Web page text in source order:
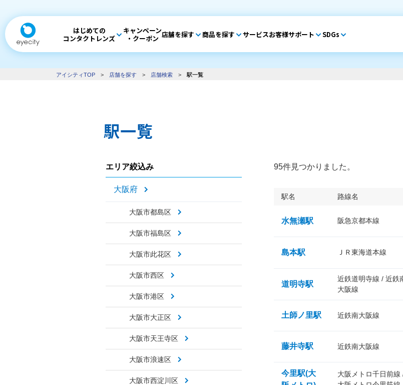
はじめての
コンタクトレンズ
キャンペーン
・クーポン 店舗を探す 商品を探す サービスお客様サポート SDGs
アイシティTOP > 店舗を探す > 店舗検索 > 駅一覧
駅一覧
エリア絞込み
大阪府
大阪市都島区
大阪市福島区
大阪市此花区
大阪市西区
大阪市港区
大阪市大正区
大阪市天王寺区
大阪市浪速区
大阪市西淀川区
95件見つかりました。
駅名 路線名
水無瀬駅 阪急京都本線
島本駅 ＪＲ東海道本線
道明寺駅
近鉄道明寺線 / 近鉄
大阪線
土師ノ里駅 近鉄南大阪線
藤井寺駅 近鉄南大阪線
今里駅(大
大阪メトロ千日前線